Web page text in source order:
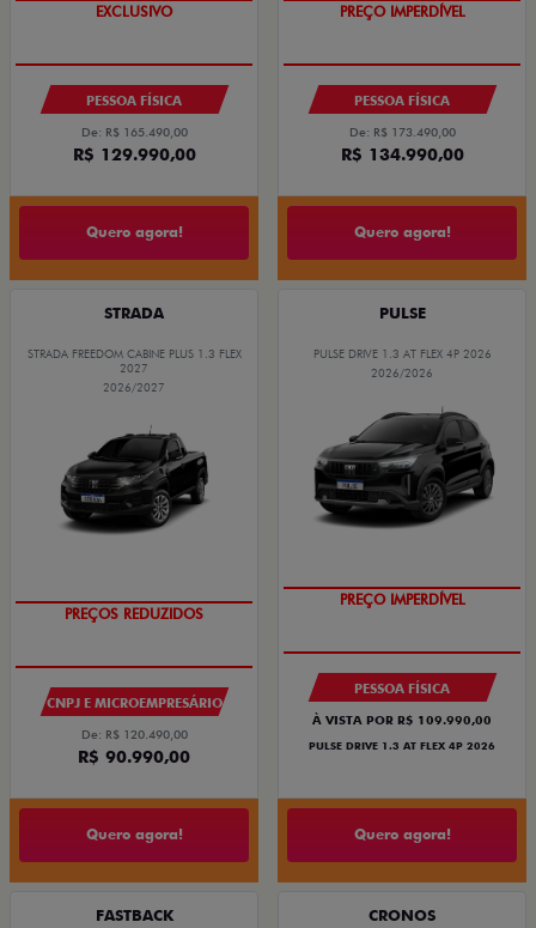
EXCLUSIVO
PESSOA FÍSICA
De: R$ 165.490,00
R$ 129.990,00
Quero agora!
PREÇO IMPERDÍVEL
PESSOA FÍSICA
De: R$ 173.490,00
R$ 134.990,00
Quero agora!
STRADA
STRADA FREEDOM CABINE PLUS 1.3 FLEX
2027
2026/2027
PREÇOS REDUZIDOS
CNPJ E MICROEMPRESÁRIO
De: R$ 120.490,00
R$ 90.990,00
Quero agora!
PULSE
PULSE DRIVE 1.3 AT FLEX 4P 2026
2026/2026
PREÇO IMPERDÍVEL
PESSOA FÍSICA
À VISTA POR R$ 109.990,00
PULSE DRIVE 1.3 AT FLEX 4P 2026
Quero agora!
FASTBACK CRONOS